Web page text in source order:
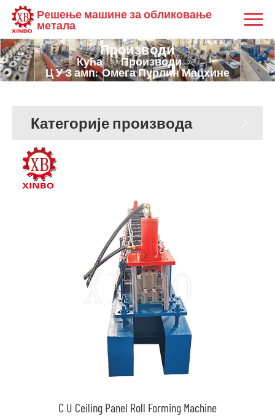
Решење машине за обликовање
метала
Производи
Кућа
Производи
Ц У З амп; Омега Пурлин Мацхине
Категорије производа
C U Ceiling Panel Roll Forming Machine